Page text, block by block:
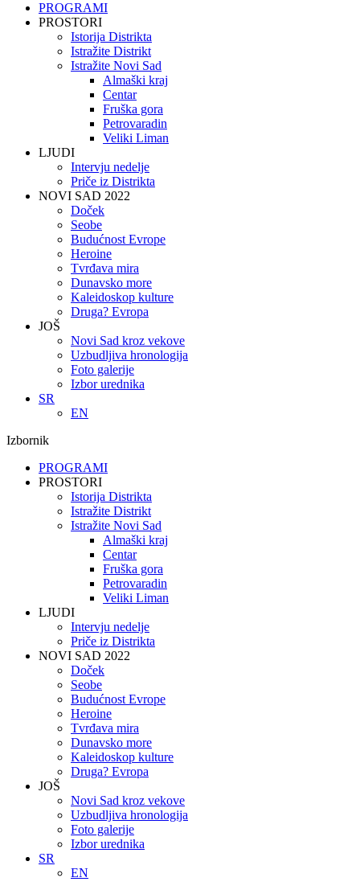
PROGRAMI
PROSTORI
Istorija Distrikta
Istražite Distrikt
Istražite Novi Sad
Almaški kraj
Centar
Fruška gora
Petrovaradin
Veliki Liman
LJUDI
Intervju nedelje
Priče iz Distrikta
NOVI SAD 2022
Doček
Seobe
Budućnost Evrope
Heroine
Tvrđava mira
Dunavsko more
Kaleidoskop kulture
Druga? Evropa
JOŠ
Novi Sad kroz vekove
Uzbudljiva hronologija
Foto galerije
Izbor urednika
SR
EN
Izbornik
PROGRAMI
PROSTORI
Istorija Distrikta
Istražite Distrikt
Istražite Novi Sad
Almaški kraj
Centar
Fruška gora
Petrovaradin
Veliki Liman
LJUDI
Intervju nedelje
Priče iz Distrikta
NOVI SAD 2022
Doček
Seobe
Budućnost Evrope
Heroine
Tvrđava mira
Dunavsko more
Kaleidoskop kulture
Druga? Evropa
JOŠ
Novi Sad kroz vekove
Uzbudljiva hronologija
Foto galerije
Izbor urednika
SR
EN